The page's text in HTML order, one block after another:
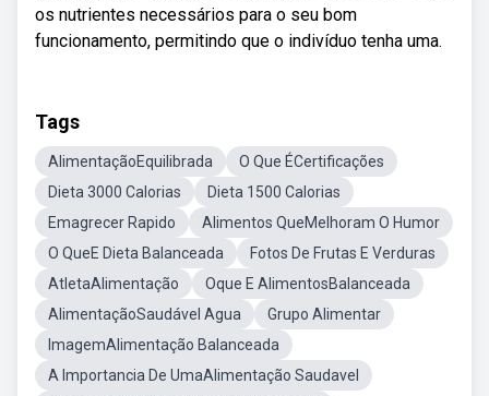
os nutrientes necessários para o seu bom
funcionamento, permitindo que o indivíduo tenha uma.
Tags
AlimentaçãoEquilibrada
O Que ÉCertificações
Dieta 3000 Calorias
Dieta 1500 Calorias
Emagrecer Rapido
Alimentos QueMelhoram O Humor
O QueE Dieta Balanceada
Fotos De Frutas E Verduras
AtletaAlimentação
Oque E AlimentosBalanceada
AlimentaçãoSaudável Agua
Grupo Alimentar
ImagemAlimentação Balanceada
A Importancia De UmaAlimentação Saudavel